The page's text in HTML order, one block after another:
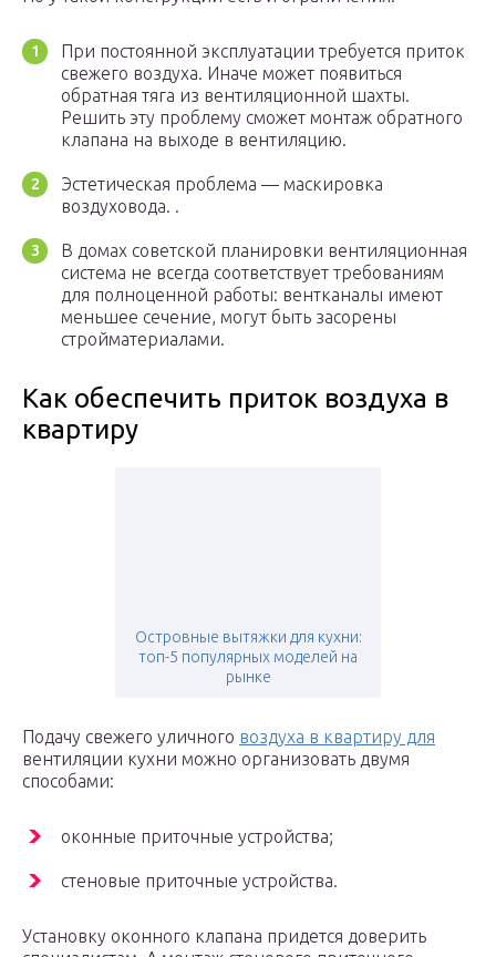
При постоянной эксплуатации требуется приток
свежего воздуха. Иначе может появиться
обратная тяга из вентиляционной шахты.
Решить эту проблему сможет монтаж обратного
клапана на выходе в вентиляцию.
Эстетическая проблема — маскировка
воздуховода. .
В домах советской планировки вентиляционная
система не всегда соответствует требованиям
для полноценной работы: вентканалы имеют
меньшее сечение, могут быть засорены
стройматериалами.
Как обеспечить приток воздуха в
квартиру
Островные вытяжки для кухни:
топ-5 популярных моделей на
рынке
Подачу свежего уличного воздуха в квартиру для
вентиляции кухни можно организовать двумя
способами:
оконные приточные устройства;
стеновые приточные устройства.
Установку оконного клапана придется доверить